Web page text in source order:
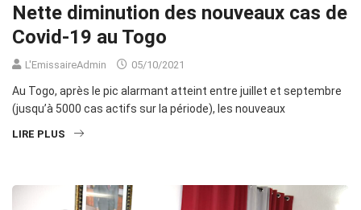
Nette diminution des nouveaux cas de
Covid-19 au Togo
L'EmissaireAdmin 05/10/2021
Au Togo, après le pic alarmant atteint entre juillet et septembre
(jusqu’à 5000 cas actifs sur la période), les nouveaux
LIRE PLUS